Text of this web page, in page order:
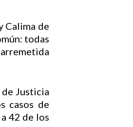
Calima de
todas
Justicia
casos de
42 de los